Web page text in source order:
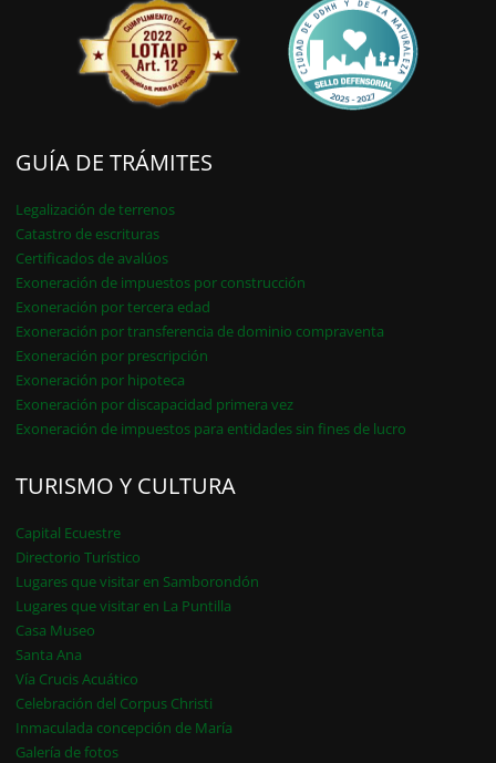
GUÍA DE TRÁMITES
Legalización de terrenos
Catastro de escrituras
Certificados de avalúos
Exoneración de impuestos por construcción
Exoneración por tercera edad
Exoneración por transferencia de dominio compraventa
Exoneración por prescripción
Exoneración por hipoteca
Exoneración por discapacidad primera vez
Exoneración de impuestos para entidades sin fines de lucro
TURISMO Y CULTURA
Capital Ecuestre
Directorio Turístico
Lugares que visitar en Samborondón
Lugares que visitar en La Puntilla
Casa Museo
Santa Ana
Vía Crucis Acuático
Celebración del Corpus Christi
Inmaculada concepción de María
Galería de fotos